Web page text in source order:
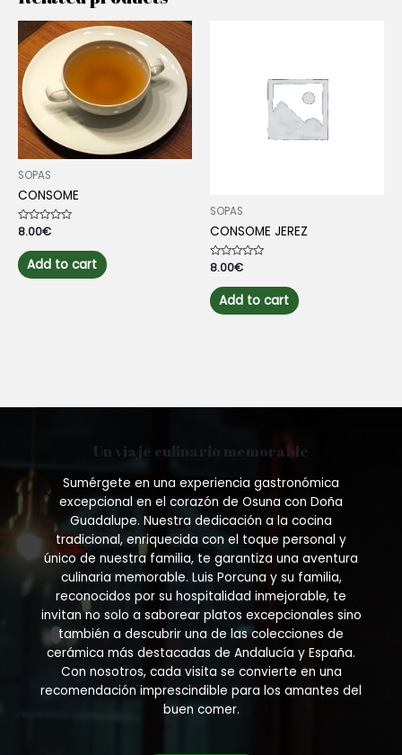
SOPAS
CONSOME
Rated
0
out
of
5
8.00€
Add to cart
SOPAS
CONSOME JEREZ
Rated
out
of
5
8.00€
Add to cart
Un viaje culinario memorable
Sumérgete en una experiencia gastronómica
excepcional en el corazón de Osuna con Doña
Guadalupe. Nuestra dedicación a la cocina
tradicional, enriquecida con el toque personal y
único de nuestra familia, te garantiza una aventura
culinaria memorable. Luis Porcuna y su familia,
reconocidos por su hospitalidad inmejorable, te
invitan no solo a saborear platos excepcionales sino
también a descubrir una de las colecciones de
cerámica más destacadas de Andalucía y España.
Con nosotros, cada visita se convierte en una
recomendación imprescindible para los amantes del
buen comer.